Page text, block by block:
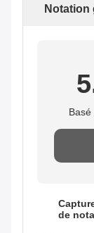
Notation
de